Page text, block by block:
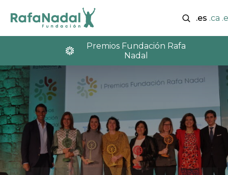
.es .ca
Premios Fundación Rafa
Nadal